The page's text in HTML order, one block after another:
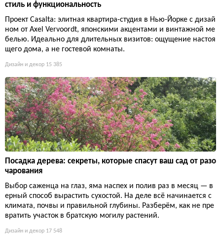
стиль и функциональность
Проект Casalta: элитная квартира-студия в Нью-Йорке с дизай
ном от Axel Vervoordt, японскими акцентами и винтажной ме
белью. Идеально для длительных визитов: ощущение настоя
щего дома, а не гостевой комнаты.
Дизайн и декор 15 385
Посадка дерева: секреты, которые спасут ваш сад от разо
чарования
Выбор саженца на глаз, яма наспех и полив раз в месяц — в
ерный способ вырастить сухостой. На деле всё начинается с
климата, почвы и правильной глубины. Разберём, как не пре
вратить участок в братскую могилу растений.
Дизайн и декор 17 548